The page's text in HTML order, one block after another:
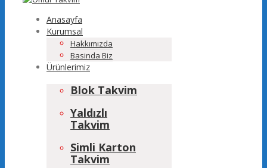
Anasayfa
Kurumsal
Hakkımızda
Basinda Biz
Ürünlerimiz
Blok Takvim
Yaldızlı
Takvim
Simli Karton
Takvim